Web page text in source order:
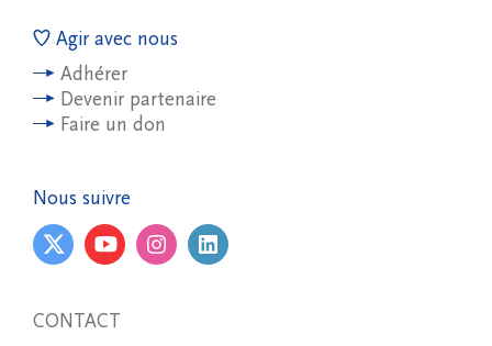
Agir avec nous
Adhérer
Devenir partenaire
Faire un don
Nous suivre
CONTACT